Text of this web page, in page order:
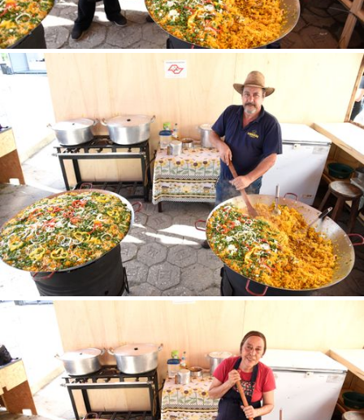
Tipo de projeto
Utilização
Formato
Tamanho
FINALIZAR
Você ainda não tem conta?
CADASTRE-SE
SALVAR